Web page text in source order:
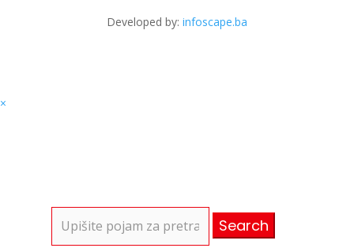
Developed by: infoscape.ba
×
for: